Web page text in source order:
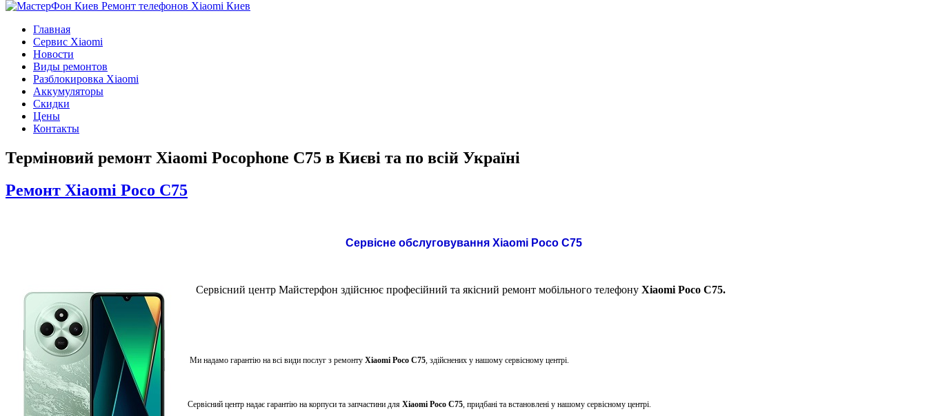
Главная
Сервис Xiaomi
Новости
Виды ремонтов
Разблокировка Xiaomi
Аккумуляторы
Скидки
Цены
Контакты
Терміновий ремонт Xiaomi Pocophone C75 в Києві та по всій Україні
Ремонт Xiaomi Poco C75
Сервісне обслуговування Xiaomi Poco C75
Сервісний центр Майстерфон здійснює професійний та якісний ремонт мобільного телефону Xiaomi Poco C75.
Ми надамо гарантію на всі види послуг з ремонту Xiaomi Poco C75 , здійснених у нашому сервісному центрі.
Сервісний центр надає гарантію на корпуси та запчастини для Xiaomi Poco C75 , придбані та встановлені у нашому сервісному центрі.